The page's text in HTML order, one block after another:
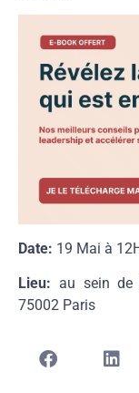
Date: 19 Mai à
Lieu: au sein de
75002 Paris